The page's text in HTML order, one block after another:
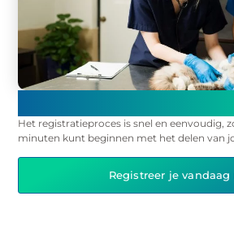
Het registratieproces is snel en eenvoudig,
minuten kunt beginnen met het delen van
Registreer je vandaag